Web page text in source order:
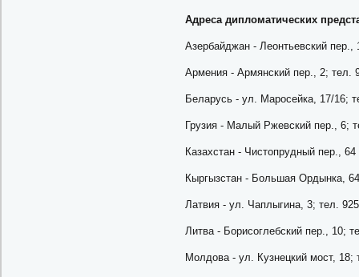
Адреса дипломатических
Азербайджан - Леонтьевский пер.,
Армения - Армянский пер., 2; тел.
Беларусь - ул. Маросейка, 17/16;
Грузия - Малый Ржевский пер., 6;
Казахстан - Чистопрудный пер.,
Кыргызстан - Большая Ордынка,
Латвия - ул. Чаплыгина, 3; тел.
Литва - Борисоглебский пер., 10;
Молдова - ул. Кузнецкий мост, 18;